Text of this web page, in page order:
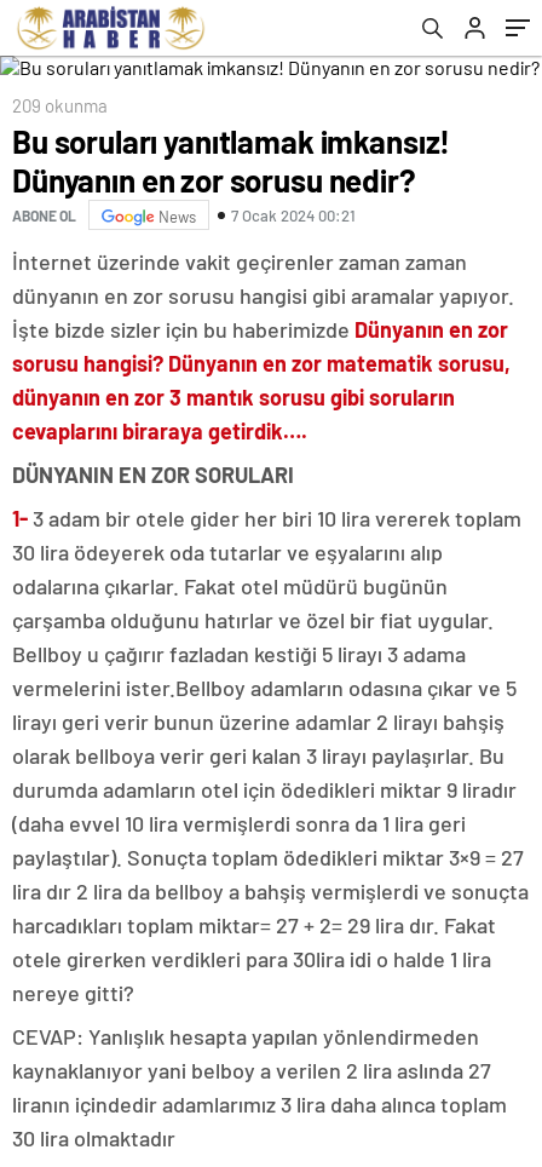
209 okunma
Bu soruları yanıtlamak imkansız!
Dünyanın en zor sorusu nedir?
ABONE OL News 7 Ocak 2024 00:21
İnternet üzerinde vakit geçirenler zaman zaman
dünyanın en zor sorusu hangisi gibi aramalar yapıyor.
İşte bizde sizler için bu haberimizde Dünyanın en zor
sorusu hangisi? Dünyanın en zor matematik sorusu,
dünyanın en zor 3 mantık sorusu gibi soruların
cevaplarını biraraya getirdik….
DÜNYANIN EN ZOR SORULARI
1-3 adam bir otele gider her biri 10 lira vererek toplam
30 lira ödeyerek oda tutarlar ve eşyalarını alıp
odalarına çıkarlar. Fakat otel müdürü bugünün
çarşamba olduğunu hatırlar ve özel bir fiat uygular.
Bellboy u çağırır fazladan kestiği 5 lirayı 3 adama
vermelerini ister.Bellboy adamların odasına çıkar ve 5
lirayı geri verir bunun üzerine adamlar 2 lirayı bahşiş
olarak bellboya verir geri kalan 3 lirayı paylaşırlar. Bu
durumda adamların otel için ödedikleri miktar 9 liradır
(daha evvel 10 lira vermişlerdi sonra da 1 lira geri
paylaştılar). Sonuçta toplam ödedikleri miktar 3×9 = 27
lira dır 2 lira da bellboy a bahşiş vermişlerdi ve sonuçta
harcadıkları toplam miktar= 27 + 2= 29 lira dır. Fakat
otele girerken verdikleri para 30lira idi o halde 1 lira
nereye gitti?
CEVAP: Yanlışlık hesapta yapılan yönlendirmeden
kaynaklanıyor yani belboy a verilen 2 lira aslında 27
liranın içindedir adamlarımız 3 lira daha alınca toplam
30 lira olmaktadır